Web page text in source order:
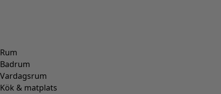
Rum
Badrum
Vardagsrum
Kök & matplats